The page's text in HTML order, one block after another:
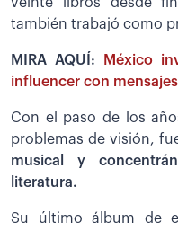
veinte libros desde
también trabajó como
MIRA AQUÍ:
México
influencer con
Con el paso de los
problemas de visión,
musical y
literatura.
Su último álbum de